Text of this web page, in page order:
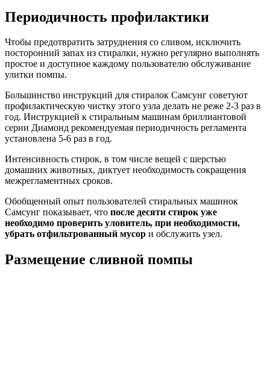
Периодичность профилактики
Чтобы предотвратить затруднения со сливом, исключить
посторонний запах из стиралки, нужно регулярно выполнять
простое и доступное каждому пользователю обслуживание
улитки помпы.
Большинство инструкций для стиралок Самсунг советуют
профилактическую чистку этого узла делать не реже 2-3 раз в
год. Инструкцией к стиральным машинам бриллиантовой
серии Диамонд рекомендуемая периодичность регламента
установлена 5-6 раз в год.
Интенсивность стирок, в том числе вещей с шерстью
домашних животных, диктует необходимость сокращения
межрегламентных сроков.
Обобщенный опыт пользователей стиральных машинок
Самсунг показывает, что после десяти стирок уже
необходимо проверить уловитель, при необходимости,
убрать отфильтрованный мусор и обслужить узел.
Размещение сливной помпы